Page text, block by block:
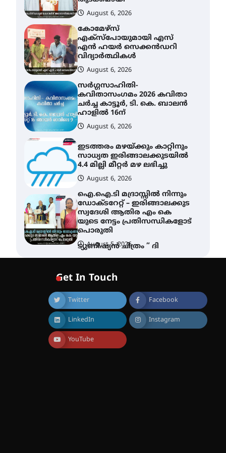
August 6, 2026
കോമേഴ്സ്
എക്സ്പോയുമായി എസ്
എൻ ഹയർ സെക്കൻഡറി
വിദ്യാർത്ഥികൾ
August 6, 2026
സർഗ്ഗസാഹിതി-
കവിതാസംഗമം 2026 കവിതാ
ചർച്ച കാട്ടൂർ, ടി. കെ. ബാലൻ
ഹാളിൽ 16ന്
August 6, 2026
ഇടത്തരം മഴയ്ക്കും കാറ്റിനും
സാധ്യത ഇരിങ്ങാലക്കുടയിൽ
4.4 മില്ലി മീറ്റർ മഴ ലഭിച്ചു
August 6, 2026
ഐ.ഐ.ടി മദ്രാസ്സിൽ നിന്നും
ഡോക്ടറേറ്റ് – ഇരിങ്ങാലക്കുട
സ്വദേശി ആതിര എം കെ
യുടെ നേട്ടം പ്രതിസന്ധികളോട്
പൊരുതി
August 5, 2026
ട്യുണീഷ്യൻ ചിത്രം ” ദി
സൊസൈറ്റി ആഗസ്റ്റ് 7
വെള്ളിയാഴ്ച സ്‌ക്രീൻ
ചെയ്യുന്നു
August 6, 2026
സെന്റ് ജോസഫ്സ് കോളജ്
കോമേഴ്‌സ്
അസോസിയേഷന്
തുടക്കമായി
Get In Touch
Twitter Facebook
LinkedIn Instagram
YouTube